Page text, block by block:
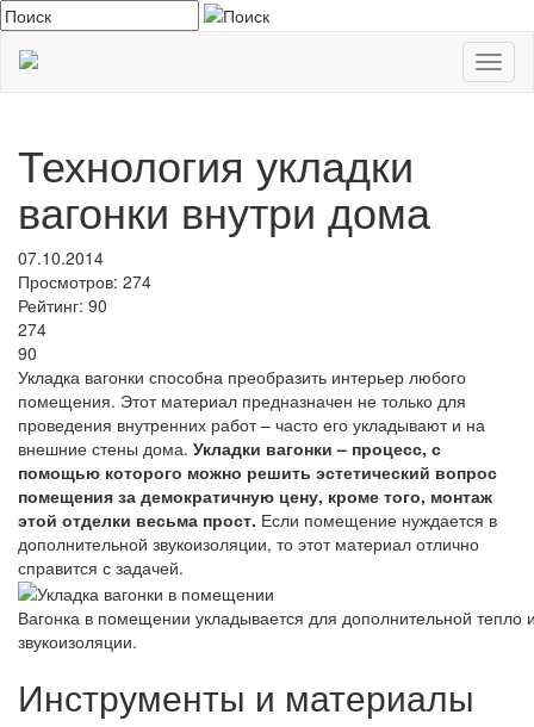
Технология укладки
вагонки внутри дома
07.10.2014
Просмотров: 274
Рейтинг: 90
274
90
Укладка вагонки способна преобразить интерьер любого
помещения. Этот материал предназначен не только для
проведения внутренних работ – часто его укладывают и на
внешние стены дома. Укладки вагонки – процесс, с
помощью которого можно решить эстетический вопрос
помещения за демократичную цену, кроме того, монтаж
этой отделки весьма прост. Если помещение нуждается в
дополнительной звукоизоляции, то этот материал отлично
справится с задачей.
Вагонка в помещении укладывается для дополнительной тепло
звукоизоляции.
Инструменты и материалы